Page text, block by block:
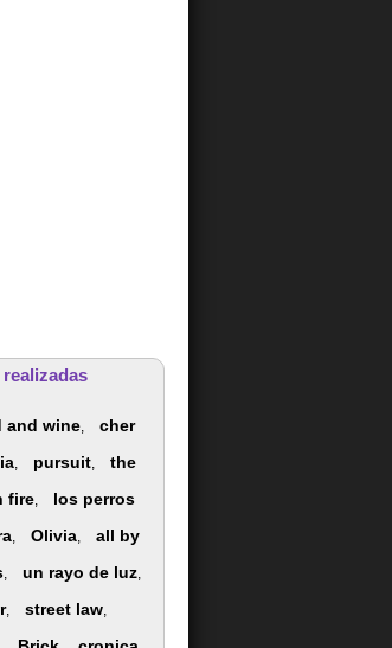
and wine,
cher
, pursuit,
the
fire,
los perros
, Olivia,
all by
, un rayo de luz,
, street law,